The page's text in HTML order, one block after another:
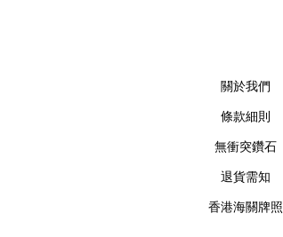
關於我們
條款細則
無衝突鑽石
退貨需知
香港海關牌照